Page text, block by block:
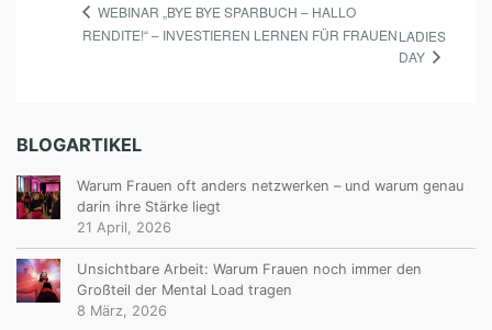
WEBINAR „BYE BYE SPARBUCH – HALLO
RENDITE!“ – INVESTIEREN LERNEN FÜR FRAUENLADIES
DAY
BLOGARTIKEL
Warum Frauen oft anders netzwerken – und warum genau
darin ihre Stärke liegt
21 April, 2026
Unsichtbare Arbeit: Warum Frauen noch immer den
Großteil der Mental Load tragen
8 März, 2026